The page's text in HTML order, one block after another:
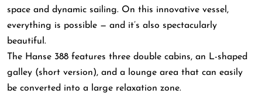
space and dynamic sailing. On this innovative vessel,
everything is possible — and it’s also spectacularly
beautiful.
The Hanse 388 features three double cabins, an L-shaped
galley (short version), and a lounge area that can easily
be converted into a large relaxation zone.